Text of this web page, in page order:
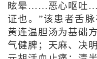
眩晕……恶心呕吐
证也。”该患者舌
黄连温胆汤为基础
气健脾；天麻、决